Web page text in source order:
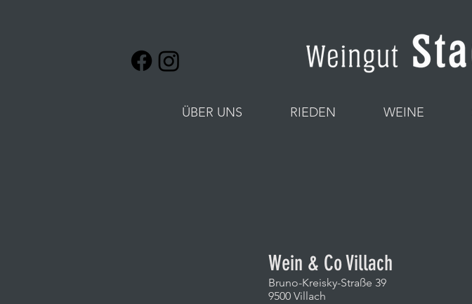
ÜBER UNS RIEDEN WEINE
Wein & Co Villach
Bruno-Kreisky-Straße 39
9500 Villach